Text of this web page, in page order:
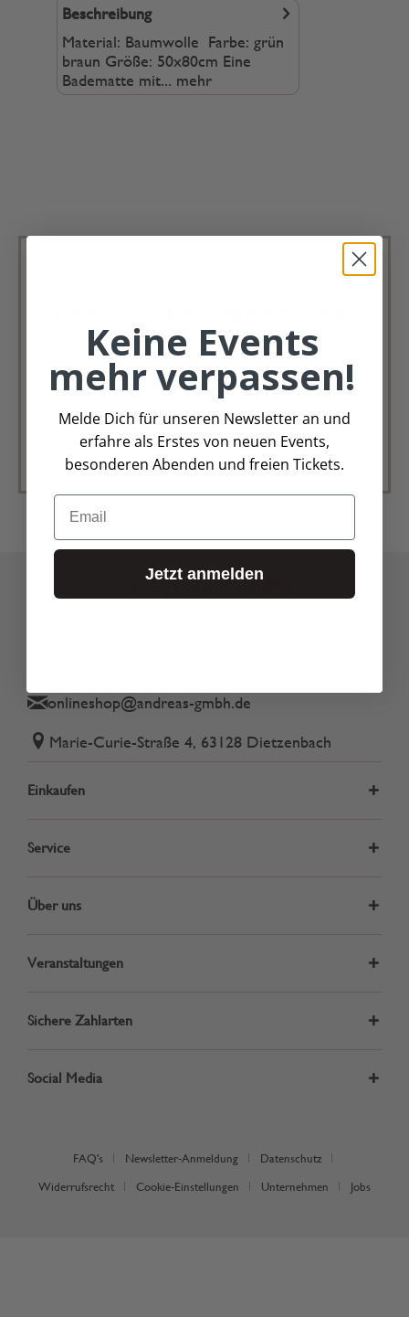
Beschreibung
Material: Baumwolle Farbe: grün
braun Größe: 50x80cm Eine
Badematte mit... mehr
Immer schön, immer aktuell.
Trag Dich für unseren Newsletter ein &
verpasse keine Angebote mehr
Zur Newsletter Anmeldung
onlineshop@andreas-gmbh.de
Marie-Curie-Straße 4, 63128 Dietzenbach
Einkaufen
Service
Über uns
Veranstaltungen
Sichere Zahlarten
Social Media
FAQ's Newsletter-Anmeldung Datenschutz
Widerrufsrecht Cookie-Einstellungen Unternehmen Jobs
Keine Events
mehr verpassen!
Melde Dich für unseren Newsletter an und
erfahre als Erstes von neuen Events,
besonderen Abenden und freien Tickets.
Email
Jetzt anmelden